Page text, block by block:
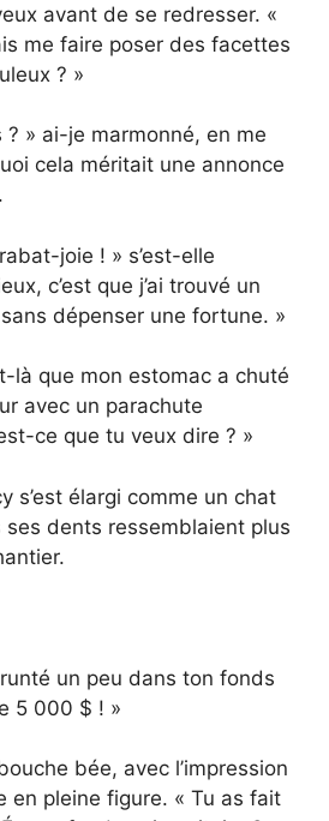
avant de se redresser. «
me faire poser des facettes
? »
? » ai-je marmonné, en me
cela méritait une annonce
joie ! » s’est-elle
c’est que j’ai trouvé un
dépenser une fortune. »
là que mon estomac a chuté
avec un parachute
ce que tu veux dire ? »
s’est élargi comme un chat
ses dents ressemblaient plus
un peu dans ton fonds
5 000 $ ! »
bée, avec l’impression
en pleine figure. « Tu as fait